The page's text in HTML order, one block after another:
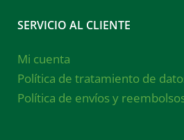
SERVICIO AL CLIENTE
Mi cuenta
Política de tratamiento de
Política de envíos y